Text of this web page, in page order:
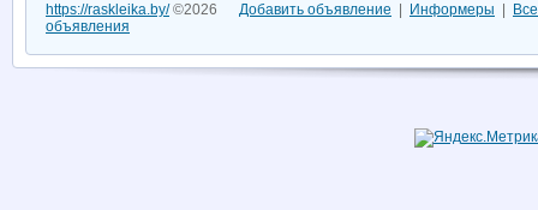
https://raskleika.by/©2026 Добавить объявление Информеры
объявления